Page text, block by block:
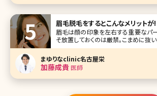
眉毛脱毛をするとこんなメリットが!
眉毛は顔の印象を左右する重要なパー
そ放置しておくのは厳禁。こまめに抜
ケアが必須です。ただケアの重要性
「あぁ、なんて手間なんだろう……」「
にもうのびてきてる……」「気をつけて
ちゃった……」と眉毛の処
まゆりなclinic名古屋栄
加藤成貴医師